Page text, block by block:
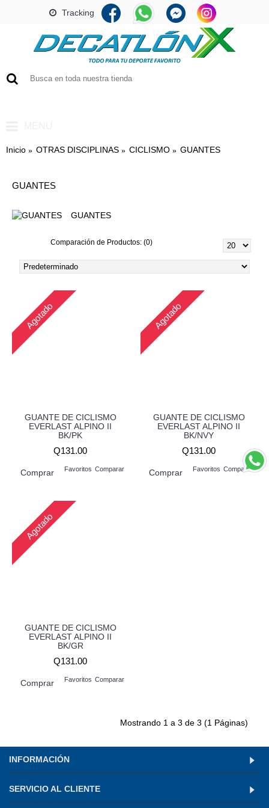
Tracking
Inicio OTRAS DISCIPLINAS CICLISMO GUANTES
GUANTES
GUANTES
Comparación de Productos: (0)
Agotado
GUANTE DE CICLISMO
EVERLAST ALPINO II
BK/PK
Q131.00
Comprar Favoritos Comparar
Agotado
GUANTE DE CICLISMO
EVERLAST ALPINO II
BK/NVY
Q131.00
Comprar Favoritos Comparar
Agotado
GUANTE DE CICLISMO
EVERLAST ALPINO II
BK/GR
Q131.00
Comprar Favoritos Comparar
Mostrando 1 a 3 de 3 (1 Páginas)
INFORMACIÓN
SERVICIO AL CLIENTE